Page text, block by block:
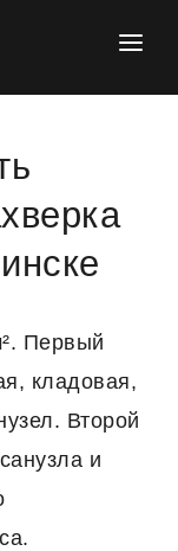
Первый
кладовая,
Второй
и